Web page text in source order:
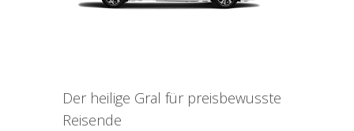
Der heilige Gral für preisbewusste
Reisende